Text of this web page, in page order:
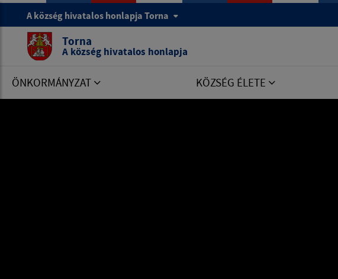
A község hivatalos honlapja Torna
Torna
A község hivatalos honlapja
ÖNKORMÁNYZAT KÖZSÉG ÉLETE